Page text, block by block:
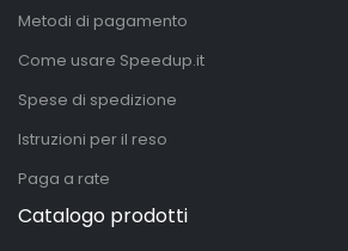
Metodi di pagamento
Come usare Speedup.it
Spese di spedizione
Istruzioni per il reso
Paga a rate
Catalogo prodotti